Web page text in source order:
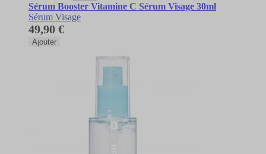
Sérum Booster Vitamine C Sérum Visage 30ml
Sérum Visage
49,90 €
Ajouter